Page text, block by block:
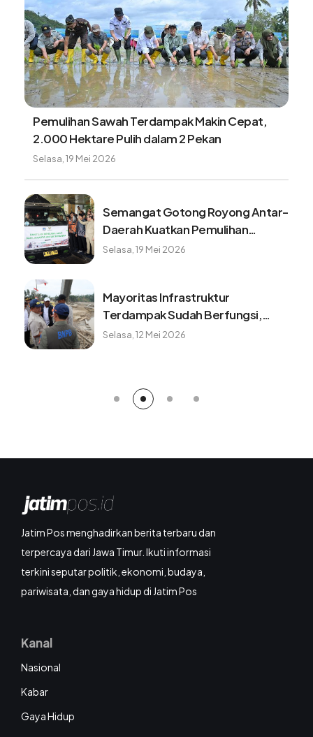
Pemulihan Sawah Terdampak Makin Cepat,
2.000 Hektare Pulih dalam 2 Pekan
Selasa, 19 Mei 2026
Semangat Gotong Royong Antar-
Daerah Kuatkan Pemulihan
Pascabencana Sumatera
Selasa, 19 Mei 2026
Mayoritas Infrastruktur
Terdampak Sudah Berfungsi,
Konektivitas dan Logistik
Selasa, 12 Mei 2026
Jatim Pos menghadirkan berita terbaru dan
terpercaya dari Jawa Timur. Ikuti informasi
terkini seputar politik, ekonomi, budaya,
pariwisata, dan gaya hidup di Jatim Pos
Kanal
Nasional
Kabar
Gaya Hidup